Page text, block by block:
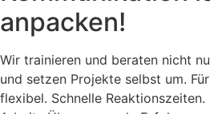
anpacken!
Wir trainieren und beraten nicht
und setzen Projekte selbst um.
flexibel. Schnelle